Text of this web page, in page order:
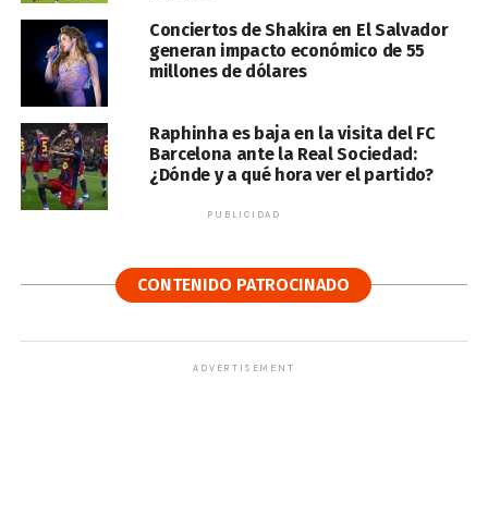
Conciertos de Shakira en El Salvador
generan impacto económico de 55
millones de dólares
Raphinha es baja en la visita del FC
Barcelona ante la Real Sociedad:
¿Dónde y a qué hora ver el partido?
PUBLICIDAD
CONTENIDO PATROCINADO
ADVERTISEMENT